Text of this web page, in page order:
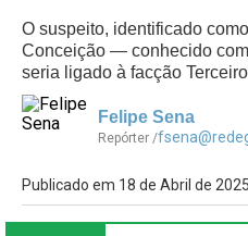
O suspeito, identificado
Conceição — conhecido
seria ligado à facção
Felipe Sena
Repórter /
Publicado em 18 de Abril de